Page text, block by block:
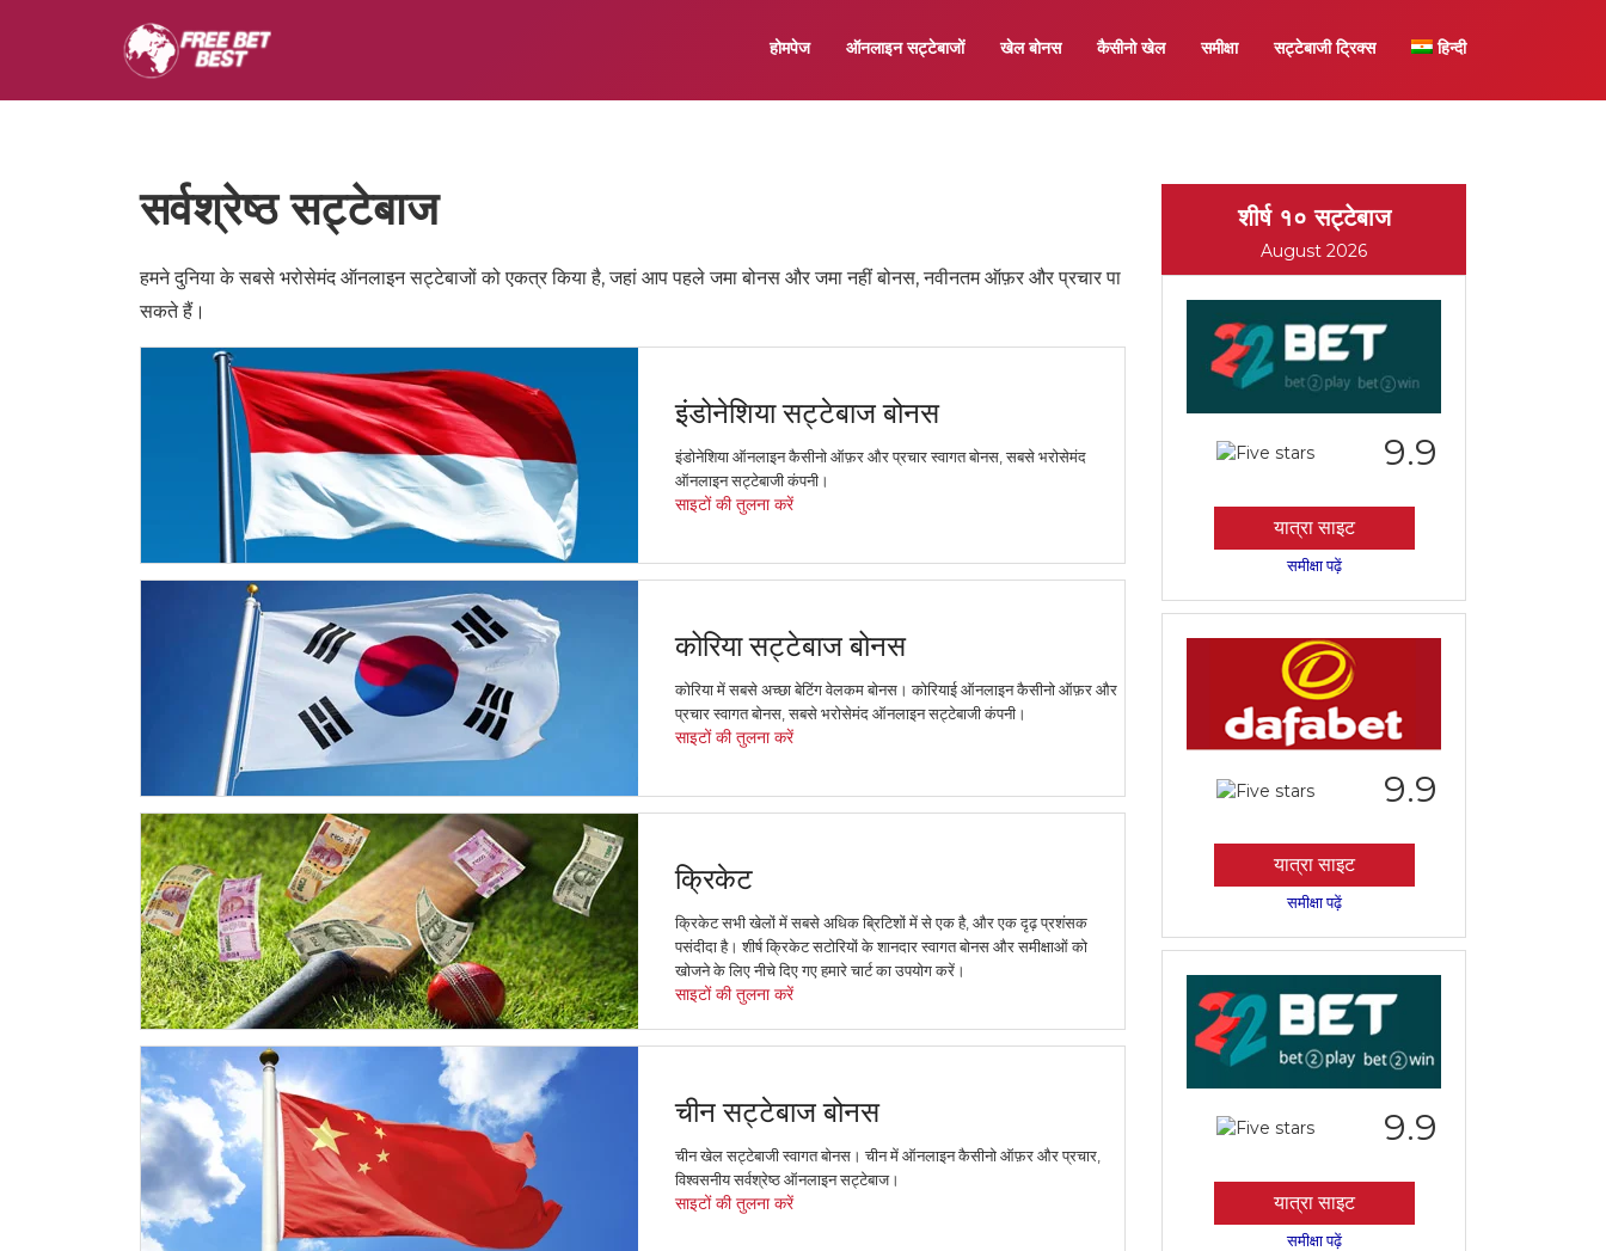
होमपेज ऑनलाइन सट्टेबाजों खेल बोनस कैसीनो खेल समीक्षा सट्टेबाजी ट्रिक्स हिन्दी
सर्वश्रेष्ठ सट्टेबाज
हमने दुनिया के सबसे भरोसेमंद ऑनलाइन सट्टेबाजों को एकत्र किया है, जहां आप पहले जमा बोनस और जमा नहीं बोनस, नवीनतम ऑफ़र और प्रचार पा
सकते हैं।
इंडोनेशिया सट्टेबाज बोनस
इंडोनेशिया ऑनलाइन कैसीनो ऑफ़र और प्रचार स्वागत बोनस, सबसे भरोसेमंद
ऑनलाइन सट्टेबाजी कंपनी।
साइटों की तुलना करें
कोरिया सट्टेबाज बोनस
कोरिया में सबसे अच्छा बेटिंग वेलकम बोनस। कोरियाई ऑनलाइन कैसीनो ऑफ़र और
प्रचार स्वागत बोनस, सबसे भरोसेमंद ऑनलाइन सट्टेबाजी कंपनी।
साइटों की तुलना करें
क्रिकेट
क्रिकेट सभी खेलों में सबसे अधिक ब्रिटिशों में से एक है, और एक दृढ़ प्रशंसक
पसंदीदा है। शीर्ष क्रिकेट सटोरियों के शानदार स्वागत बोनस और समीक्षाओं को
खोजने के लिए नीचे दिए गए हमारे चार्ट का उपयोग करें।
साइटों की तुलना करें
चीन सट्टेबाज बोनस
चीन खेल सट्टेबाजी स्वागत बोनस। चीन में ऑनलाइन कैसीनो ऑफ़र और प्रचार,
विश्वसनीय सर्वश्रेष्ठ ऑनलाइन सट्टेबाज।
साइटों की तुलना करें
शीर्ष १० सट्टेबाज
August 2026
9.9
यात्रा साइट
समीक्षा पढ़ें
9.9
यात्रा साइट
समीक्षा पढ़ें
9.9
यात्रा साइट
समीक्षा पढ़ें